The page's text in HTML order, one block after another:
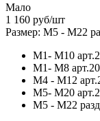
Мало
1 160 руб/шт
Размер: М5 - М22
М1- М10
М1- М8
М4 - М12
М5- М20
М5 - М22